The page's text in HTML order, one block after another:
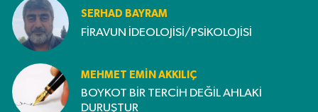
SERHAD BAYRAM
FİRAVUN İDEOLOJİSİ/PSİKOLOJİSİ
MEHMET EMIN AKKILIÇ
BOYKOT BİR TERCİH DEĞİL AHLAKİ
DURUŞTUR